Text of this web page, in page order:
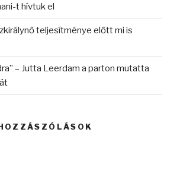
t hívtuk el
teljesítménye előtt mi is
– Jutta Leerdam a parton mutatta